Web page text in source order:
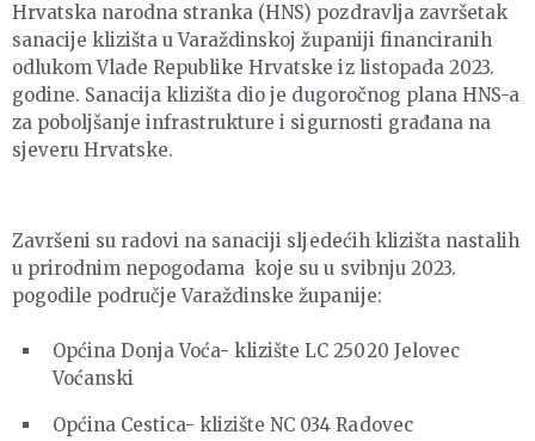
Hrvatska narodna stranka (HNS) pozdravlja završetak
sanacije klizišta u Varaždinskoj županiji financiranih
odlukom Vlade Republike Hrvatske iz listopada 2023.
godine. Sanacija klizišta dio je dugoročnog plana HNS-a
za poboljšanje infrastrukture i sigurnosti građana na
sjeveru Hrvatske.
Završeni su radovi na sanaciji sljedećih klizišta nastalih
u prirodnim nepogodama koje su u svibnju 2023.
pogodile područje Varaždinske županije:
Općina Donja Voća- klizište LC 25020 Jelovec
Voćanski
Općina Cestica- klizište NC 034 Radovec